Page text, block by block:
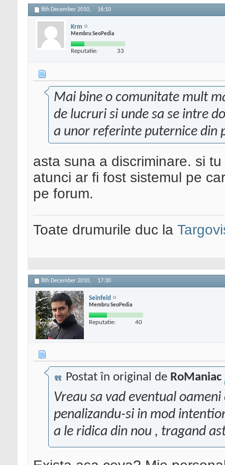
8th December 2010, 16:10
Krm
Membru SeoPedia
Reputatie: 33
Mai bine o comunitate mult
de lucruri si unde sa se intre
a unor referinte puternice din
asta suna a discriminare. si
atunci ar fi fost sistemul pe
pe forum.
Toate drumurile duc la
8th December 2010, 17:30
Seinfeld
Membru SeoPedia
Reputatie: 40
Postat în original de RoManiac
Vreau sa vad eventual
penalizandu-si in mod
a le ridica din nou , tragand